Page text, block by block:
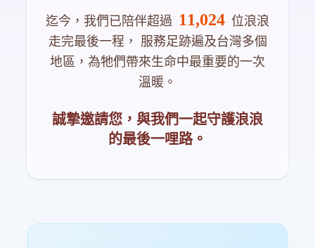
迄今，我們已陪伴超過 11,024 位浪浪
走完最後一程，
服務足跡遍及台灣多個
地區，為牠們帶來生命中最重要的一次
溫暖。
誠摯邀請您，與我們一起守護浪浪
的最後一哩路。